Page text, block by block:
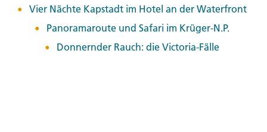
Vier Nächte Kapstadt im Hotel an der Waterfront
Panoramaroute und Safari im Krüger-N.P.
Donnernder Rauch: die Victoria-Fälle